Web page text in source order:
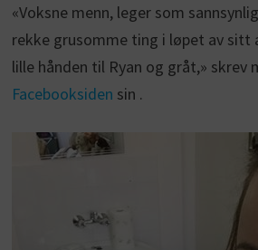
«Voksne menn, leger som
rekke grusomme ting i løpet av sitt
lille hånden til Ryan og gråt,» skrev
Facebooksiden sin .